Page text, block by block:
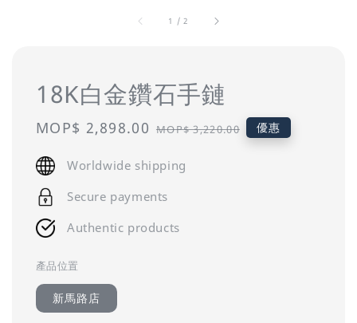
1 / 2
18K白金鑽石手鏈
Sale
MOP$ 2,898.00 Regular
MOP$ 3,220.00 優惠
Worldwide shipping
Secure payments
Authentic products
產品位置
新馬路店